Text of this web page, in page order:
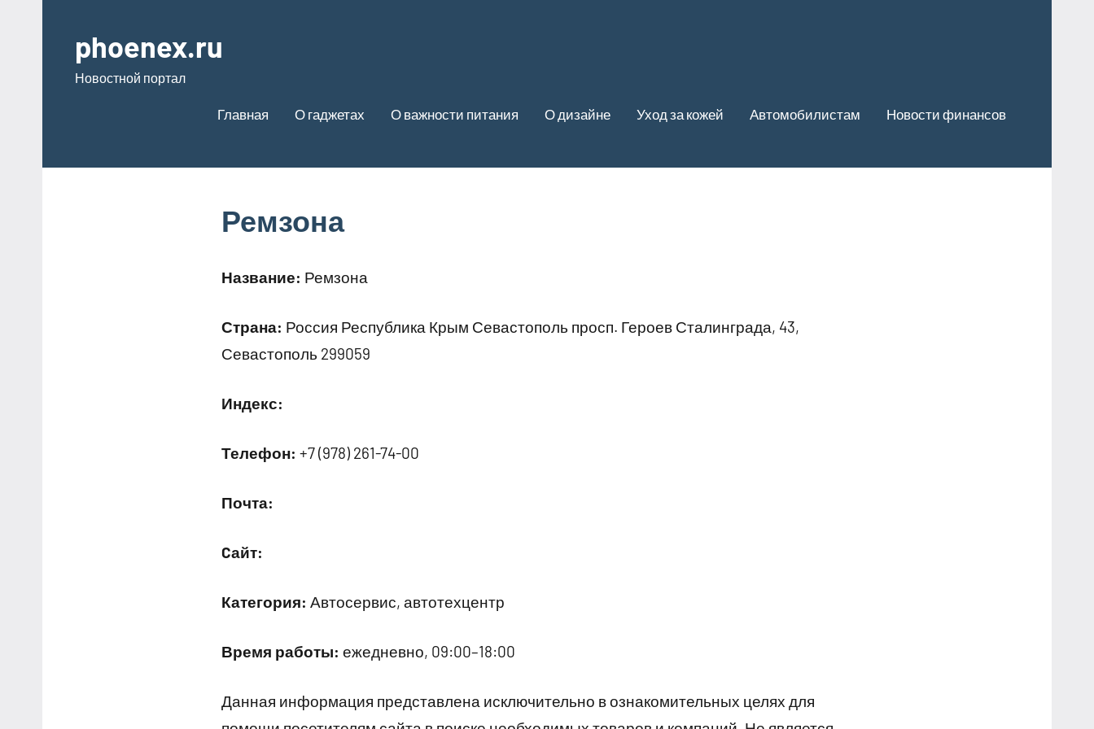
содержимому
phoenex.ru
Новостной портал
Главная О гаджетах О важности питания О дизайне Уход за кожей Автомобилистам Новости финансов
Ремзона
Название: Ремзона
Страна: Россия Республика Крым Севастополь просп. Героев Сталинграда, 43,
Севастополь 299059
Индекс:
Телефон: +7 (978) 261-74-00
Почта:
Cайт:
Категория: Автосервис, автотехцентр
Время работы: ежедневно, 09:00–18:00
Данная информация представлена исключительно в ознакомительных целях для